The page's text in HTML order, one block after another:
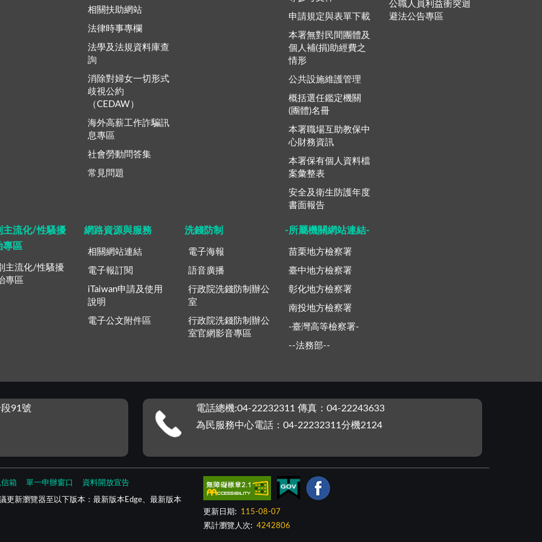
相關扶助網站
法律時事專欄
法學及法規資料庫查
詢
消除對婦女一切形式
歧視公約
（CEDAW）
海外高薪工作詐騙訊
息專區
社會勞動問答集
常見問題
申請規定與表單下載
本署無對民間團體及
個人補(捐)助經費之
情形
公共設施維護管理
概括選任鑑定機關
(團體)名冊
本署職場互助教保中
心財務資訊
本署保有個人資料檔
案彙整表
安全及衛生防護年度
書面報告
公職人員利益衝突迴
避法公告專區
主流化/性騷擾
專區
主流化/性騷擾
專區
網路資源與服務
相關網站連結
電子報訂閱
iTaiwan申請及使用
說明
電子公文附件區
洗錢防制
電子海報
語音廣播
行政院洗錢防制辦公
室
行政院洗錢防制辦公
室官網影音專區
-所屬機關網站連結-
苗栗地方檢察署
臺中地方檢察署
彰化地方檢察署
南投地方檢察署
-臺灣高等檢察署-
--法務部--
91號
電話總機:04-22232311 傳真：04-22243633
為民服務中心電話：04-22232311分機2124
箱 單一申辦窗口 資料開放宣告
更新瀏覽器至以下版本：最新版本Edge、最新版本
更新日期:
115-08-07
累計瀏覽人次: 4242806